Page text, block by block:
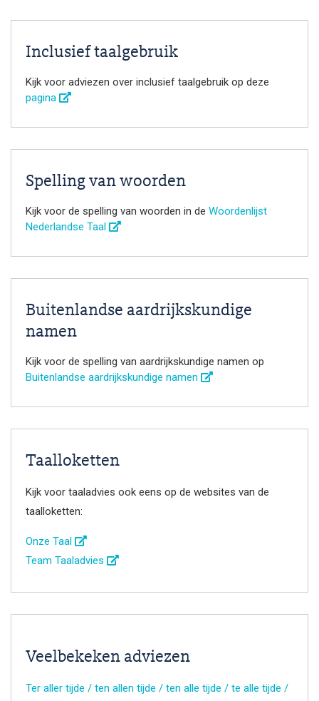
Inclusief taalgebruik
Kijk voor adviezen over inclusief taalgebruik op deze
pagina
Spelling van woorden
Kijk voor de spelling van woorden in de Woordenlijst
Nederlandse Taal
Buitenlandse aardrijkskundige
namen
Kijk voor de spelling van aardrijkskundige namen op
Buitenlandse aardrijkskundige namen
Taalloketten
Kijk voor taaladvies ook eens op de websites van de
taalloketten:
Onze Taal
Team Taaladvies
Veelbekeken adviezen
Ter aller tijde / ten allen tijde / ten alle tijde / te alle tijde /